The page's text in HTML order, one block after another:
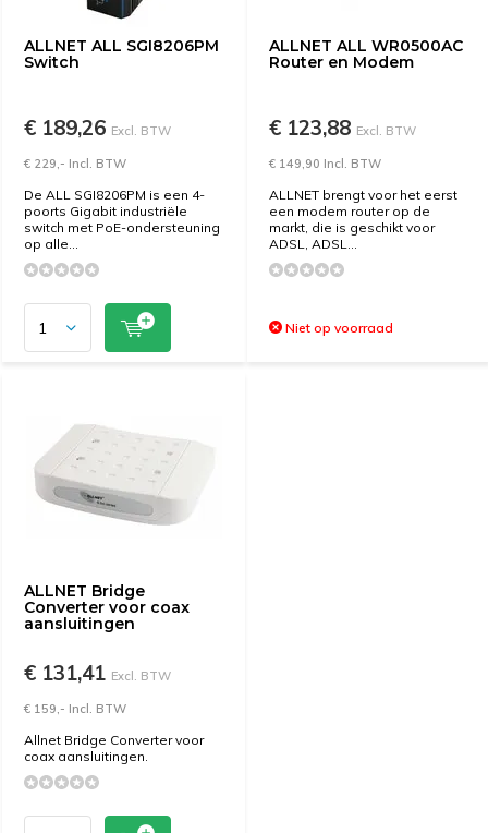
ALLNET ALL SGI8206PM
Switch
€ 189,26 Excl. BTW
€ 229,- Incl. BTW
De ALL SGI8206PM is een 4-
poorts Gigabit industriële
switch met PoE-ondersteuning
op alle...
ALLNET ALL WR0500AC
Router en Modem
€ 123,88 Excl. BTW
€ 149,90 Incl. BTW
ALLNET brengt voor het eerst
een modem router op de
markt, die is geschikt voor
ADSL, ADSL...
Niet op voorraad
ALLNET Bridge
Converter voor coax
aansluitingen
€ 131,41 Excl. BTW
€ 159,- Incl. BTW
Allnet Bridge Converter voor
coax aansluitingen.